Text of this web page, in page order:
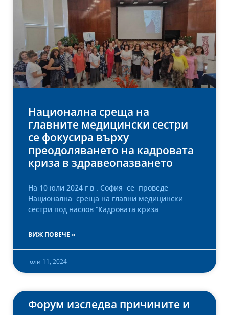
Национална среща на
главните медицински сестри
се фокусира върху
преодоляването на кадровата
криза в здравеопазването
На 10 юли 2024 г в . София се проведе
Национална среща на главни медицински
сестри под наслов “Кадровата криза
ВИЖ ПОВЕЧЕ »
юли 11, 2024
Форум изследва причините и